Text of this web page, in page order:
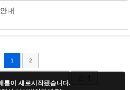
내
1 2
틀이 새로시작됐습니다.